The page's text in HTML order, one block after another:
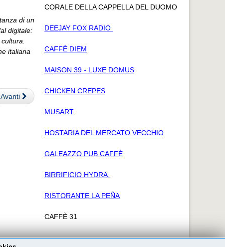
di un
digitale:
italiana
Avanti
CORALE DELLA CAPPELLA DEL DUOMO
DEEJAY FOX RADIO
CAFFÈ DIEM
MAISON 39 - LUXE DOMUS
CHICKEN CREPES
MUSART
HOSTARIA DEL MERCATO VECCHIO
GALEAZZO PUB CAFFÈ
BIRRIFICIO HYDRA
RISTORANTE LA PEÑA
CAFFÈ 31